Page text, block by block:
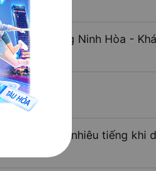
tuyến đường Ninh Hòa -
mất bao nhiêu tiếng khi